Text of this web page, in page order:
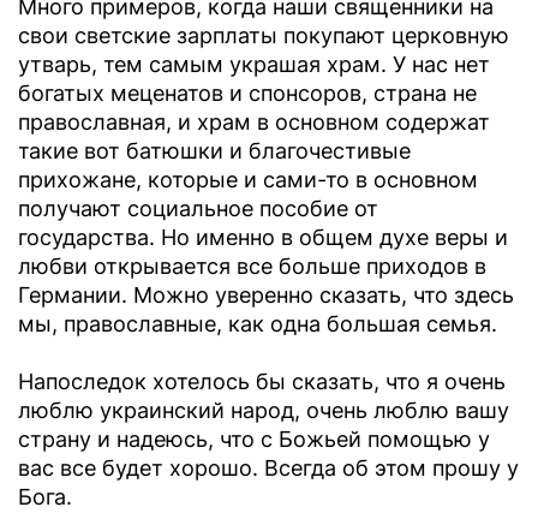
Много примеров, когда наши священники на
свои светские зарплаты покупают церковную
утварь, тем самым украшая храм. У нас нет
богатых меценатов и спонсоров, страна не
православная, и храм в основном содержат
такие вот батюшки и благочестивые
прихожане, которые и сами-то в основном
получают социальное пособие от
государства. Но именно в общем духе веры и
любви открывается все больше приходов в
Германии. Можно уверенно сказать, что здесь
мы, православные, как одна большая семья.
Напоследок хотелось бы сказать, что я очень
люблю украинский народ, очень люблю вашу
страну и надеюсь, что с Божьей помощью у
вас все будет хорошо. Всегда об этом прошу у
Бога.